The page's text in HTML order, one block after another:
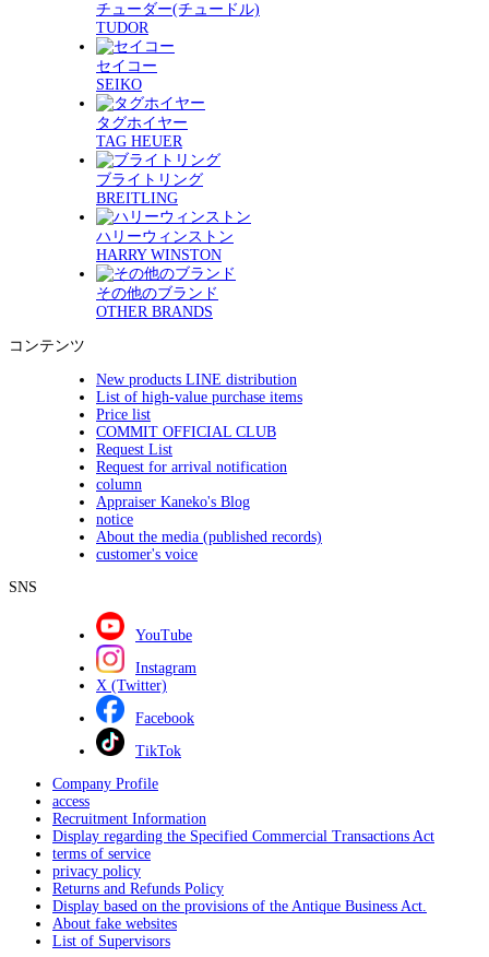
チューダー(チュードル)
TUDOR
セイコー
SEIKO
タグホイヤー
TAG HEUER
ブライトリング
BREITLING
ハリーウィンストン
HARRY WINSTON
その他のブランド
OTHER BRANDS
コンテンツ
New products LINE distribution
List of high-value purchase items
Price list
COMMIT OFFICIAL CLUB
Request List
Request for arrival notification
column
Appraiser Kaneko's Blog
notice
About the media (published records)
customer's voice
SNS
YouTube
Instagram
X (Twitter)
Facebook
TikTok
Company Profile
access
Recruitment Information
Display regarding the Specified Commercial Transactions Act
terms of service
privacy policy
Returns and Refunds Policy
Display based on the provisions of the Antique Business Act.
About fake websites
List of Supervisors